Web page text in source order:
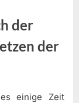
der
der
einige Zeit